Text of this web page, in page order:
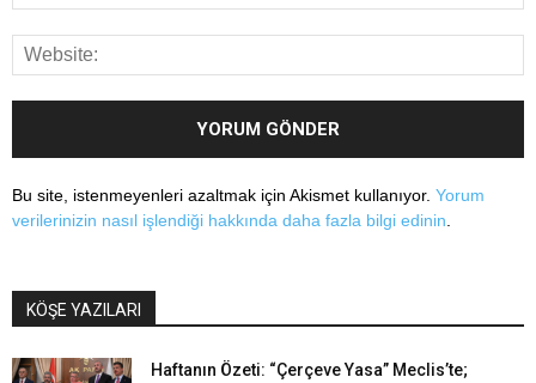
Bu site, istenmeyenleri azaltmak için Akismet kullanıyor. Yorum
verilerinizin nasıl işlendiği hakkında daha fazla bilgi edinin.
KÖŞE YAZILARI
Haftanın Özeti: “Çerçeve Yasa” Meclis’te;